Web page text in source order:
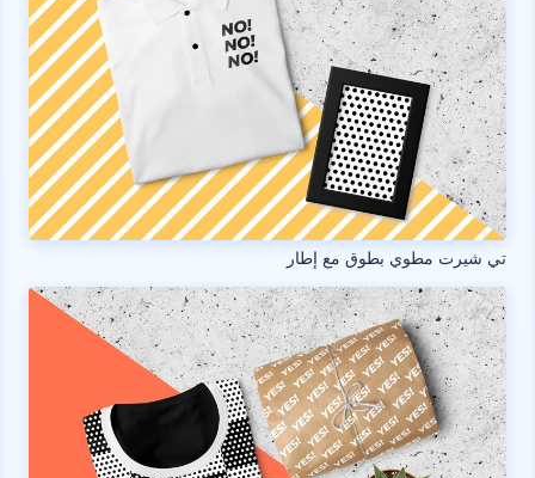
تي شيرت مطوي بطوق مع إطار